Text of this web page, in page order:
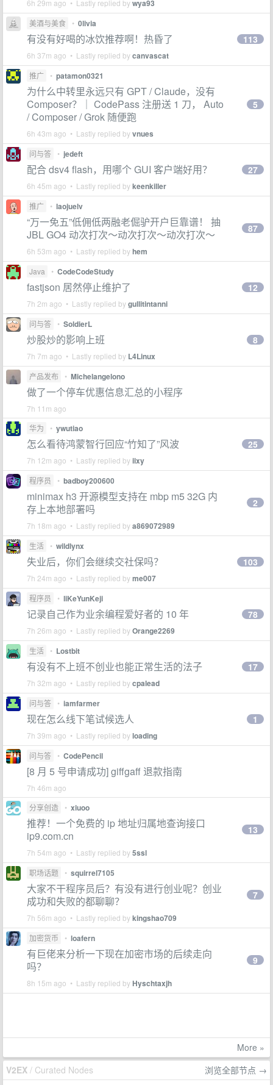
6h 29m ago • Lastly replied bywya93
美酒与美食 • 0livia
有没有好喝的冰饮推荐啊！热昏了
6h 37m ago • Lastly replied bycanvascat
113
推广 • patamon0321
为什么中转里永远只有 GPT / Claude，没有
Composer？｜ CodePass 注册送 1 刀， Auto
/ Composer / Grok 随便跑
6h 43m ago • Lastly replied byvnues
5
问与答 • jedeft
配合 dsv4 flash，用哪个 GUI 客户端好用？
6h 45m ago • Lastly replied bykeenkiller
27
推广 • laojuelv
“万一免五”低佣低两融老倔驴开户巨靠谱！ 抽
JBL GO4 动次打次～动次打次～动次打次～
6h 53m ago • Lastly replied byhem
87
Java • CodeCodeStudy
fastjson 居然停止维护了
7h 2m ago • Lastly replied bygullitintanni
12
问与答 • SoldierL
炒股炒的影响上班
7h 7m ago • Lastly replied by L4Linux
8
产品发布 • Michelangelono
做了一个停车优惠信息汇总的小程序
7h 11m ago
华为
• ywutiao
怎么看待鸿蒙智行回应“竹知了”风波
7h 12m ago • Lastly replied byiixy
25
程序员 • badboy200600
minimax h3 开源模型支持在 mbp m5 32G 内
存上本地部署吗
7h 18m ago • Lastly replied bya869072989
2
生活 • wildlynx
失业后，你们会继续交社保吗？
7h 24m ago • Lastly replied byme007
103
程序员 • liKeYunKeji
记录自己作为业余编程爱好者的 10 年
7h 26m ago • Lastly replied byOrange2269
78
生活 • Lostbit
有没有不上班不创业也能正常生活的法子
7h 32m ago • Lastly replied bycpalead
17
问与答 • iamfarmer
现在怎么线下笔试候选人
7h 39m ago • Lastly replied byloading
1
问与答 • CodePencil
[8 月 5 号申请成功] giffgaff 退款指南
7h 46m ago
分享创造
• xiuoo
推荐！一个免费的 ip 地址归属地查询接口
ip9.com.cn
7h 54m ago • Lastly replied by5ssl
13
职场话题 • squirrel7105
大家不干程序员后？有没有进行创业呢？创业
成功和失败的都聊聊？
7h 56m ago • Lastly replied bykingshao709
7
加密货币 • loafern
有巨佬来分析一下现在加密市场的后续走向
吗？
8h 15m ago • Lastly replied byHyschtaxjh
9
More »
V2EX / Curated Nodes 浏览全部节点 →